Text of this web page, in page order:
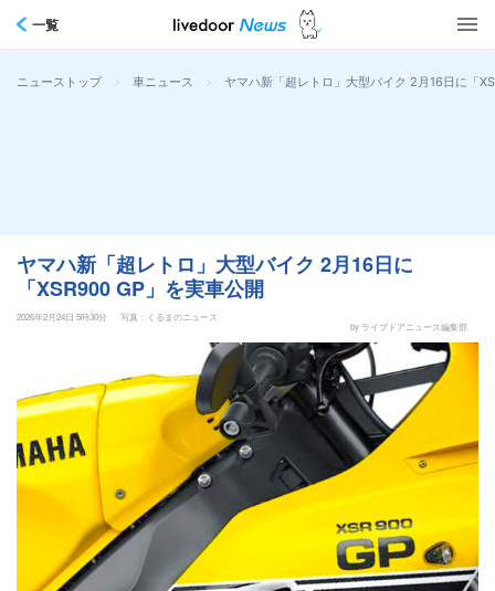
一覧
ニューストップ > 車ニュース > ヤマハ新「超レトロ」大型バイク 2月16日に「
ヤマハ新「超レトロ」大型バイク 2月16日に
「XSR900 GP」を実車公開
2026年2月24日 5時30分
写真：くるまのニュース
by ライブドアニュース編集部